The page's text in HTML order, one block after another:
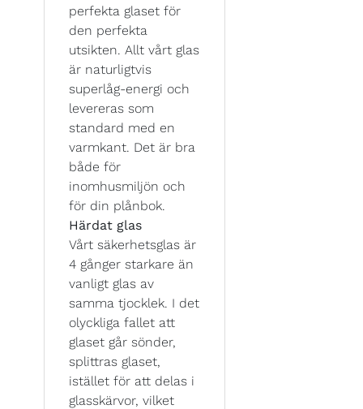
perfekta glaset för
den perfekta
utsikten. Allt vårt glas
är naturligtvis
superlåg-energi och
levereras som
standard med en
varmkant. Det är bra
både för
inomhusmiljön och
för din plånbok.
Härdat glas
Vårt säkerhetsglas är
4 gånger starkare än
vanligt glas av
samma tjocklek. I det
olyckliga fallet att
glaset går sönder,
splittras glaset,
istället för att delas i
glasskärvor, vilket